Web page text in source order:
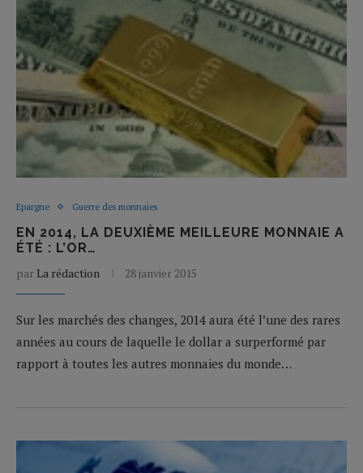
Epargne Guerre des monnaies
EN 2014, LA DEUXIÈME MEILLEURE MONNAIE A
ÉTÉ : L’OR…
par La rédaction 28 janvier 2015
Sur les marchés des changes, 2014 aura été l’une des rares
années au cours de laquelle le dollar a surperformé par
rapport à toutes les autres monnaies du monde…